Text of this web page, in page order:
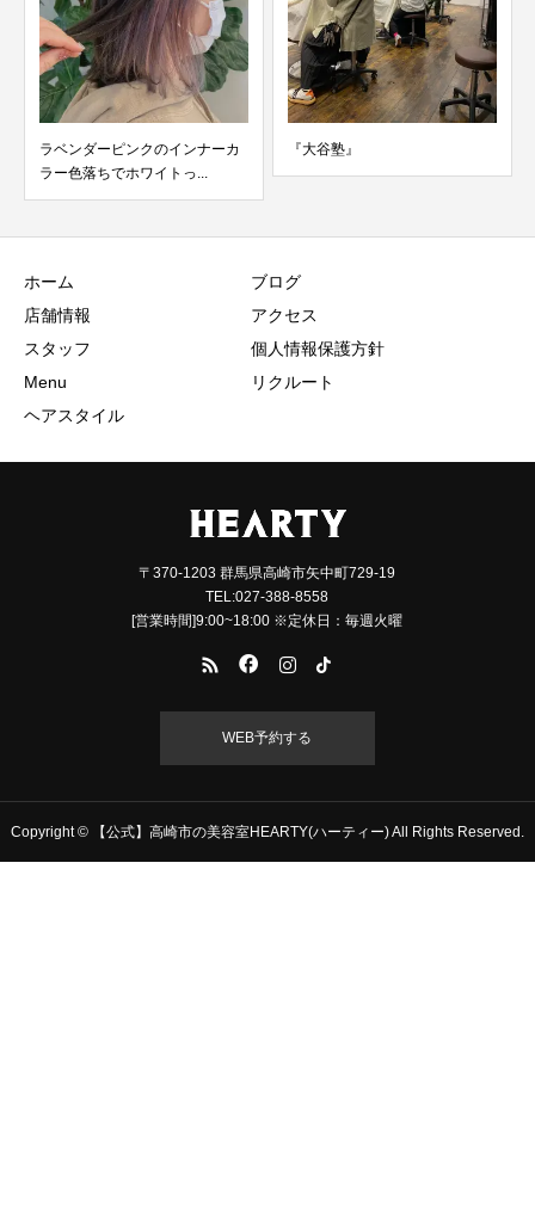
ーピンクのインナーカ
ちでホワイトっ...
『大谷塾』
ロマキュア！
ホーム
店舗情報
スタッフ
Menu
ヘアスタイル
ブログ
アクセス
個人情報保護方針
リクルート
〒370-1203 群馬県高崎市矢中町729-19
TEL:027-388-8558
[営業時間]9:00~18:00 ※定休日：毎週火曜
WEB予約する
Copyright © 【公式】高崎市の美容室HEARTY(ハーティー) All Rights Reserved.